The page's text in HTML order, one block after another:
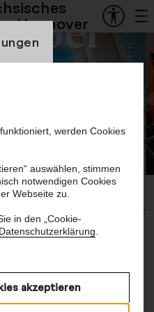
werden Cookies
auswählen, stimmen
notwendigen Cookies
Webseite zu.
in den „Cookie-
Datenschutzerklärung
akzeptieren
Hannover
Aaron Copland
Kindern aus Hannover
ein Lachen,